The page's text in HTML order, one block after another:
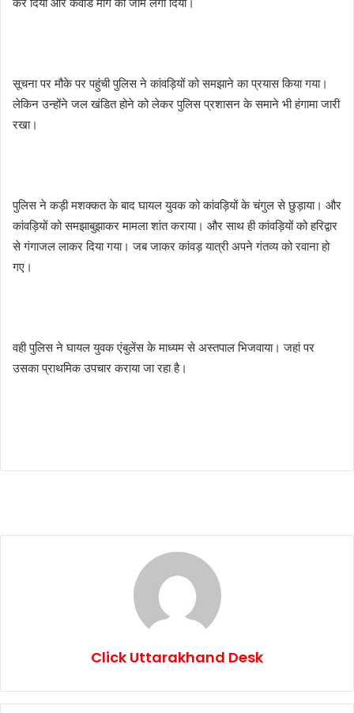
सूचना पर मौके पर पहुंची पुलिस ने कांवड़ियों को समझाने का प्रयास किया गया।
लेकिन उन्होंने जल खंडित होने को लेकर पुलिस प्रशासन के समाने भी हंगामा जारी
रखा।
पुलिस ने कड़ी मशक्कत के बाद घायल युवक को कांवड़ियों के चंगुल से छुड़ाया। और
कांवड़ियों को समझाबुझाकर मामला शांत कराया। और साथ ही कांवड़ियों को हरिद्वार
से गंगाजल लाकर दिया गया। जब जाकर कांवड़ यात्री अपने गंतव्य को रवाना हो
गए।
वही पुलिस ने घायल युवक एंबुलेंस के माध्यम से अस्तपाल भिजवाया। जहां पर
उसका प्राथमिक उपचार कराया जा रहा है।
Click Uttarakhand Desk